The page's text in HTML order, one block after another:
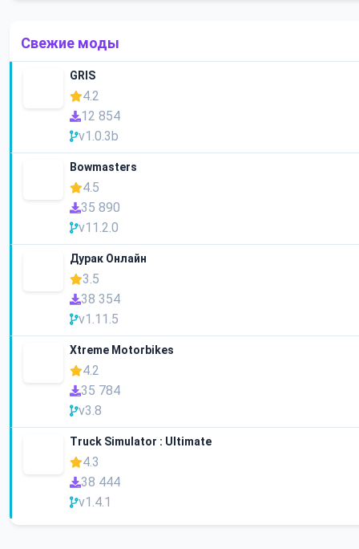
Свежие моды
GRIS
4.2
12 854
v1.0.3b
Bowmasters
4.5
35 890
v11.2.0
Дурак Онлайн
3.5
38 354
v1.11.5
Xtreme Motorbikes
4.2
35 784
v3.8
Truck Simulator : Ultimate
4.3
38 444
v1.4.1